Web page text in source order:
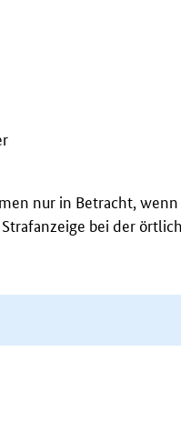
nur in Betracht,
bei der